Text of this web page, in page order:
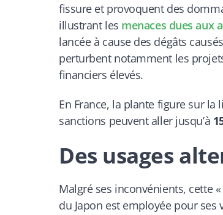
fissure et provoquent des
illustrant les menaces dues aux
lancée à cause des dégâts
perturbent notamment les
financiers élevés.
En France, la plante figure sur
sanctions peuvent aller jusqu’à
Des usages
Malgré ses inconvénients, cette
du Japon est employée pour